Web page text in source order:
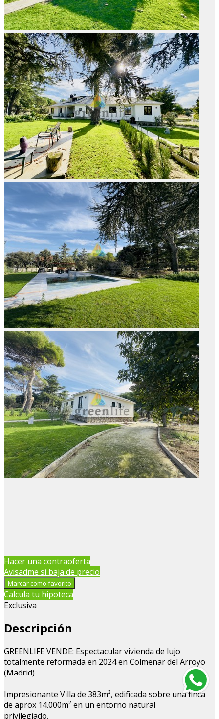
Hacer una contraoferta
Avisadme si baja de precio
Marcar como favorito
Calcula tu hipoteca
Exclusiva
Descripción
GREENLIFE VENDE: Espectacular vivienda de lujo
totalmente reformada en 2024 en Colmenar del Arroyo
(Madrid)
Impresionante Villa de 383m², edificada sobre una finca
de aprox 14.000m² en un entorno natural
privilegiado.